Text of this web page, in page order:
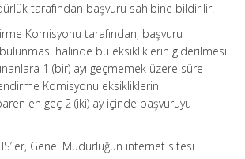
tarafından başvuru sahibine bildirilir.
Komisyonu tarafından, başvuru
halinde bu eksikliklerin giderilmesi
1 (bir) ayı geçmemek üzere süre
Komisyonu eksikliklerin
en geç 2 (iki) ay içinde başvuruyu
Genel Müdürlüğün internet sitesi